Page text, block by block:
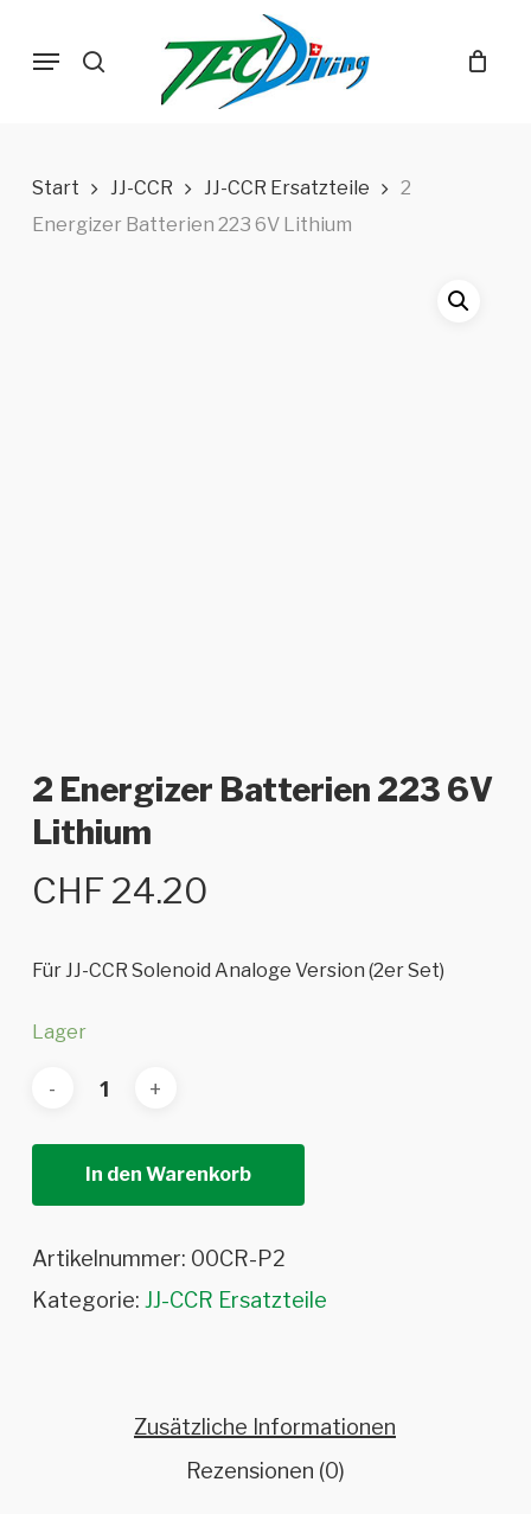
search
Menu
Start JJ-CCR JJ-CCR Ersatzteile
2
Energizer Batterien 223 6V Lithium
2 Energizer Batterien 223 6V
Lithium
CHF 24.20
Für JJ-CCR Solenoid Analoge Version (2er Set)
Lager
In den Warenkorb
Artikelnummer: 00CR-P2
Kategorie: JJ-CCR Ersatzteile
Zusätzliche Informationen
Rezensionen (0)